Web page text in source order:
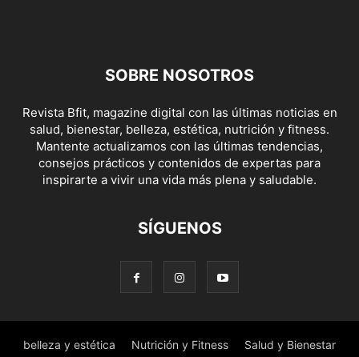
SOBRE NOSOTROS
Revista Bfit, magazine digital con las últimas noticias en
salud, bienestar, belleza, estética, nutrición y fitness.
Mantente actualizamos con las últimas tendencias,
consejos prácticos y contenidos de expertas para
inspirarte a vivir una vida más plena y saludable.
SÍGUENOS
belleza y estética Nutrición y Fitness Salud y Bienestar